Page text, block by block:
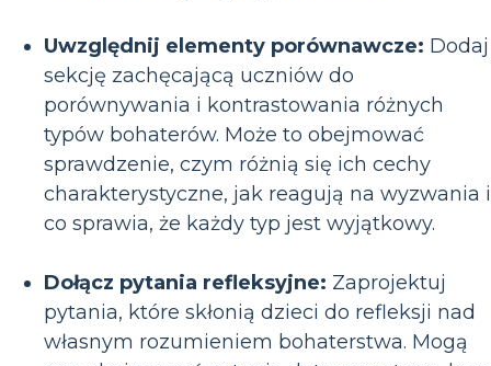
Uwzględnij elementy porównawcze: Dodaj
sekcję zachęcającą uczniów do
porównywania i kontrastowania różnych
typów bohaterów. Może to obejmować
sprawdzenie, czym różnią się ich cechy
charakterystyczne, jak reagują na wyzwania i
co sprawia, że każdy typ jest wyjątkowy.
Dołącz pytania refleksyjne: Zaprojektuj
pytania, które skłonią dzieci do refleksji nad
własnym rozumieniem bohaterstwa. Mogą